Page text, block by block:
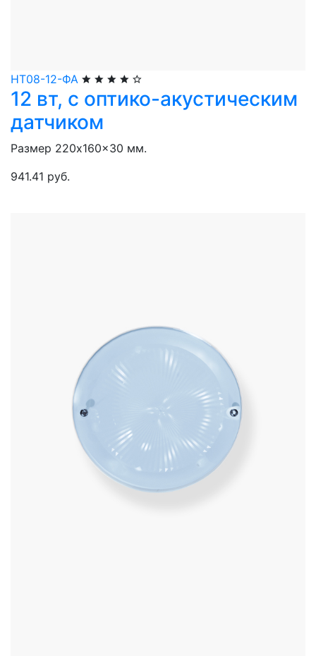
НТ08-12-ФА
12 вт, с оптико-акустическим
датчиком
Размер 220x160x30 мм.
941.41 руб.